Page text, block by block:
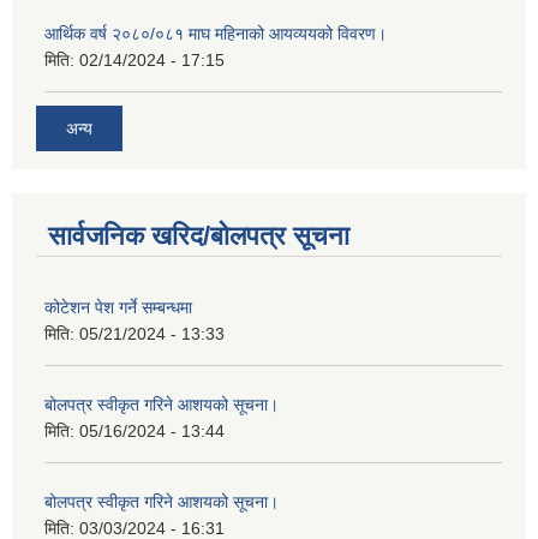
आर्थिक वर्ष २०८०/०८१ माघ महिनाको आयव्ययको विवरण।
मिति: 02/14/2024 - 17:15
अन्य
सार्वजनिक खरिद/बोलपत्र सूचना
कोटेशन पेश गर्ने सम्बन्धमा
मिति: 05/21/2024 - 13:33
बोलपत्र स्वीकृत गरिने आशयको सूचना।
मिति: 05/16/2024 - 13:44
बोलपत्र स्वीकृत गरिने आशयको सूचना।
मिति: 03/03/2024 - 16:31